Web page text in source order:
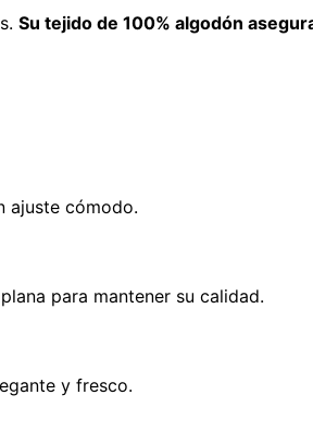
Su tejido de 100% algodón
ajuste cómodo.
para mantener su calidad.
y fresco.